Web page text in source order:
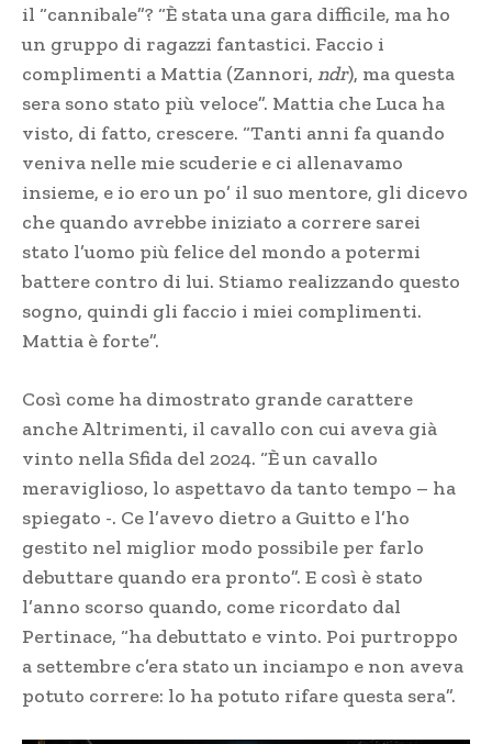
il “cannibale”? “È stata una gara difficile, ma ho
un gruppo di ragazzi fantastici. Faccio i
complimenti a Mattia (Zannori, ndr), ma questa
sera sono stato più veloce”. Mattia che Luca ha
visto, di fatto, crescere. “Tanti anni fa quando
veniva nelle mie scuderie e ci allenavamo
insieme, e io ero un po’ il suo mentore, gli dicevo
che quando avrebbe iniziato a correre sarei
stato l’uomo più felice del mondo a potermi
battere contro di lui. Stiamo realizzando questo
sogno, quindi gli faccio i miei complimenti.
Mattia è forte”.
Così come ha dimostrato grande carattere
anche Altrimenti, il cavallo con cui aveva già
vinto nella Sfida del 2024. “È un cavallo
meraviglioso, lo aspettavo da tanto tempo – ha
spiegato -. Ce l’avevo dietro a Guitto e l’ho
gestito nel miglior modo possibile per farlo
debuttare quando era pronto”. E così è stato
l’anno scorso quando, come ricordato dal
Pertinace, “ha debuttato e vinto. Poi purtroppo
a settembre c’era stato un inciampo e non aveva
potuto correre: lo ha potuto rifare questa sera”.